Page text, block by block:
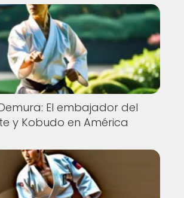
El embajador del
y Kobudo en América